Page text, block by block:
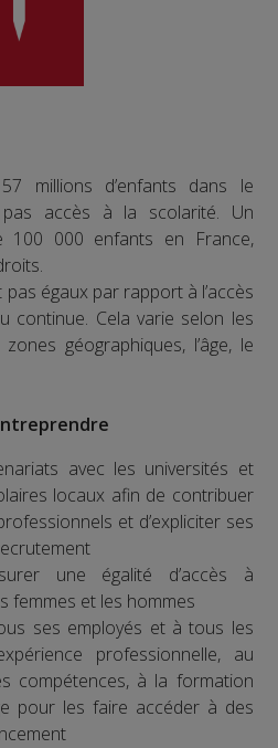
millions d’enfants dans le
accès à la scolarité. Un
100 000 enfants en France,
égaux par rapport à l’accès
continue. Cela varie selon les
géographiques, l’âge, le
avec les universités et
locaux afin de contribuer
et d’expliciter ses
une égalité d’accès à
femmes et les hommes
ses employés et à tous les
professionnelle, au
compétences, à la formation
pour les faire accéder à des